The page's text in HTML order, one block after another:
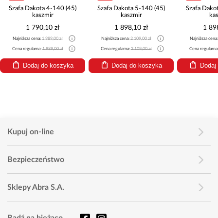
4-140 (45)
zł
1 989,00 zł
1 989,00 zł
do koszyka
Szafa Dakota 5-140 (45)
1 898,10 zł
Najniższa cena: 2 109,00 zł
Cena regularna: 2 109,00 zł
Dodaj do koszyka
Szafa Dakota 6-140
1 898,10 zł
Najniższa cena: 2 109,00 zł
Cena regularna: 2 109,00 zł
Dodaj do
Kupuj on-line
Bezpieczeństwo
Sklepy Abra S.A.